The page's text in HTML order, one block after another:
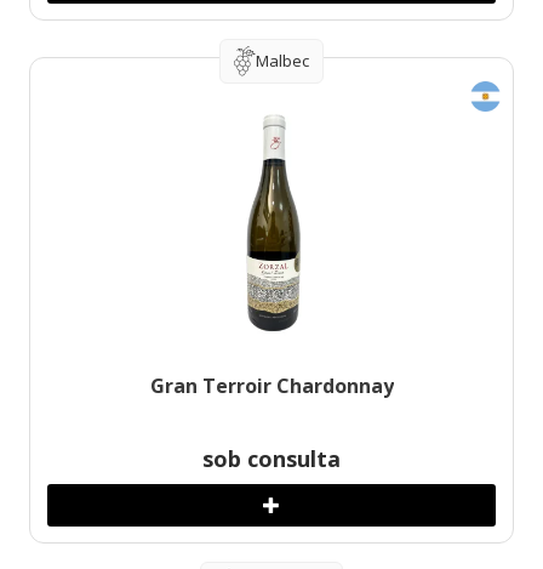
Malbec
Gran Terroir Chardonnay
sob consulta